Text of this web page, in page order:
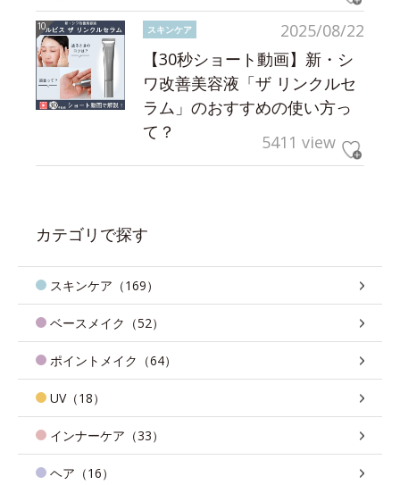
2025/08/22
スキンケア
【30秒ショート動画】新・シ
ワ改善美容液「ザ リンクルセ
ラム」のおすすめの使い方っ
て？
5411 view
カテゴリで探す
スキンケア（169）
ベースメイク（52）
ポイントメイク（64）
UV（18）
インナーケア（33）
ヘア（16）